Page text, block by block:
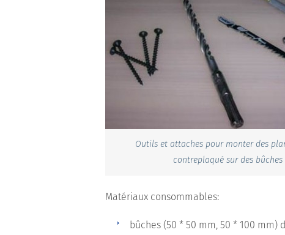
Outils et attaches pour monter des
contreplaqué sur des bûches
Matériaux consommables:
bûches (50 * 50 mm, 50 * 100 mm)